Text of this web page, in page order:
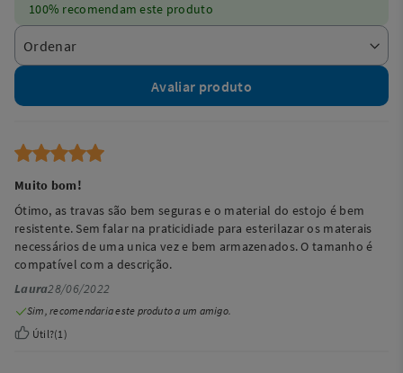
100% recomendam este produto
Avaliar produto
Muito bom!
Ótimo, as travas são bem seguras e o material do estojo é bem
resistente. Sem falar na praticidiade para esterilazar os materais
necessários de uma unica vez e bem armazenados. O tamanho é
compatível com a descrição.
Laura28/06/2022
Sim, recomendaria este produto a um amigo.
Útil?(1)